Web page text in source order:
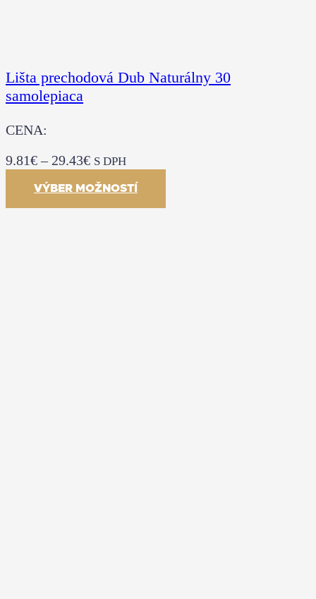
Lišta prechodová Dub Naturálny 30
samolepiaca
CENA:
9.81€– 29.43€ S DPH
VÝBER MOŽNOSTÍ